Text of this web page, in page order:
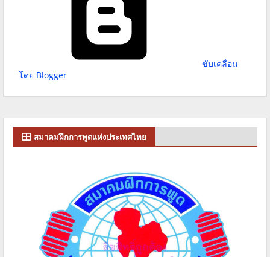
ขับเคลื่อน
โดย Blogger
สมาคมฝึกการพูดแห่งประเทศไทย